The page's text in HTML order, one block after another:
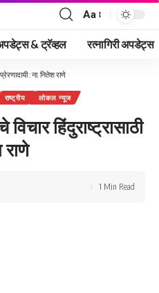
Font
Resizer
Aa
& ट्रॅव्हल रत्नागिरी अपडेट्स
: ना. नितेश राणे
राष्ट्रीय लोकल न्यूज
हिंदुराष्ट्रासाठी
राणे
1 Min Read